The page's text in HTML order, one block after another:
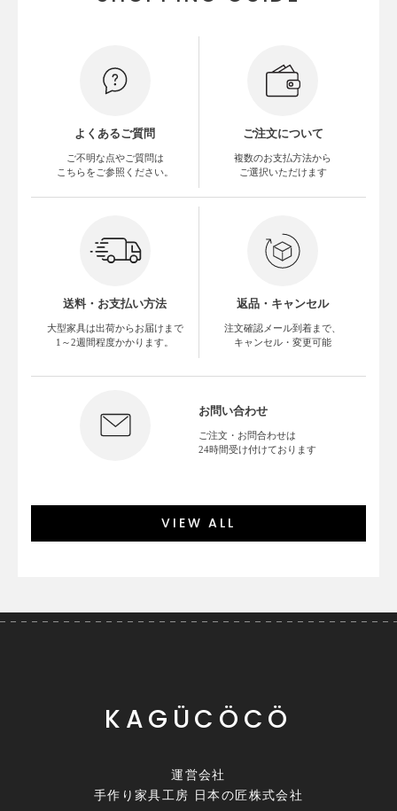
よくあるご質問
ご不明な点やご質問は
こちらをご参照ください。
ご注文について
複数のお支払方法から
ご選択いただけます
送料・お支払い方法
大型家具は出荷からお届けまで
1～2週間程度かかります。
返品・キャンセル
注文確認メール到着まで、
キャンセル・変更可能
お問い合わせ
ご注文・お問合わせは
24時間受け付けております
VIEW ALL
KAGÜCÖCÖ
運営会社
手作り家具工房 日本の匠株式会社